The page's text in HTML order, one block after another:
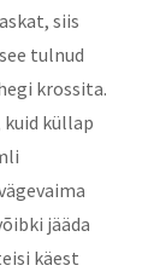
siis
tulnud
krossita.
küllap
jääda
käest